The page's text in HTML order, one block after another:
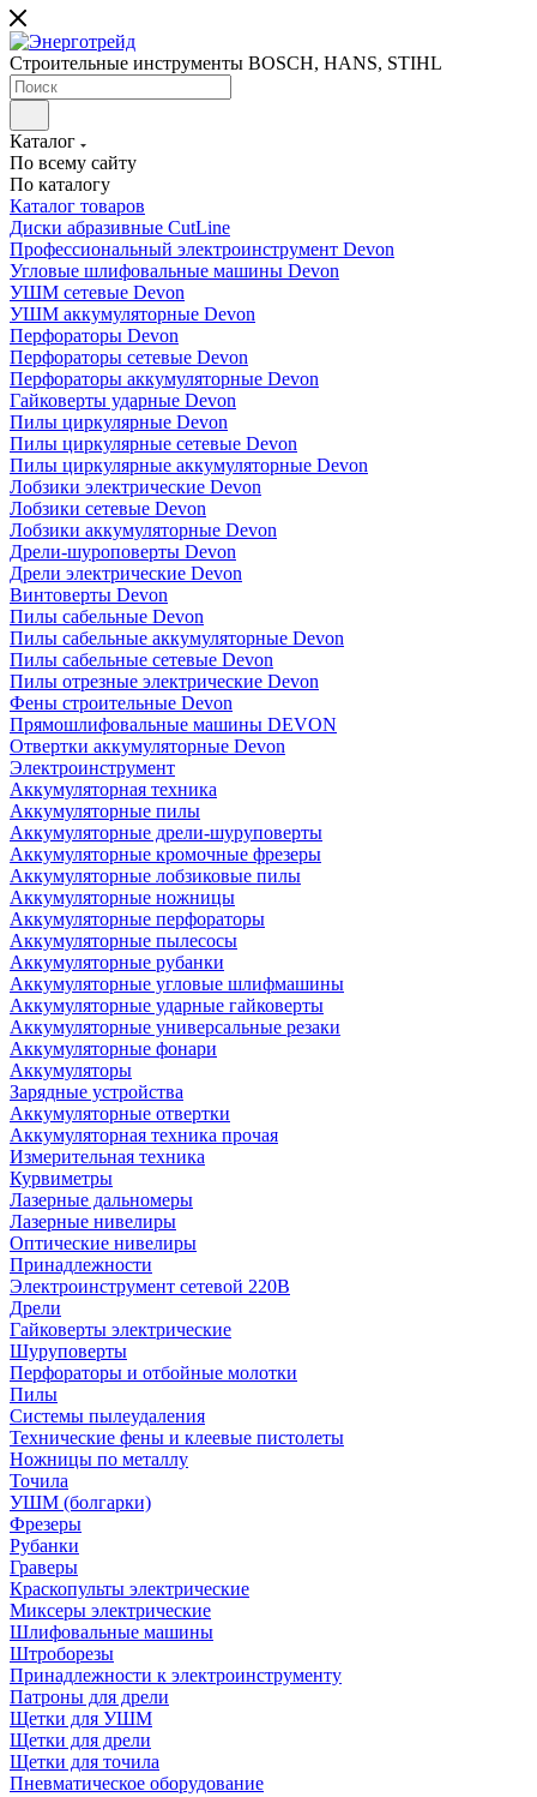
Строительные инструменты BOSCH, HANS, STIHL
Каталог
По всему сайту
По каталогу
Каталог товаров
Диски абразивные CutLine
Профессиональный электроинструмент Devon
Угловые шлифовальные машины Devon
УШМ сетевые Devon
УШМ аккумуляторные Devon
Перфораторы Devon
Перфораторы сетевые Devon
Перфораторы аккумуляторные Devon
Гайковерты ударные Devon
Пилы циркулярные Devon
Пилы циркулярные сетевые Devon
Пилы циркулярные аккумуляторные Devon
Лобзики электрические Devon
Лобзики сетевые Devon
Лобзики аккумуляторные Devon
Дрели-шуроповерты Devon
Дрели электрические Devon
Винтоверты Devon
Пилы сабельные Devon
Пилы сабельные аккумуляторные Devon
Пилы сабельные сетевые Devon
Пилы отрезные электрические Devon
Фены строительные Devon
Прямошлифовальные машины DEVON
Отвертки аккумуляторные Devon
Электроинструмент
Аккумуляторная техника
Аккумуляторные пилы
Аккумуляторные дрели-шуруповерты
Аккумуляторные кромочные фрезеры
Аккумуляторные лобзиковые пилы
Аккумуляторные ножницы
Аккумуляторные перфораторы
Аккумуляторные пылесосы
Аккумуляторные рубанки
Аккумуляторные угловые шлифмашины
Аккумуляторные ударные гайковерты
Аккумуляторные универсальные резаки
Аккумуляторные фонари
Аккумуляторы
Зарядные устройства
Аккумуляторные отвертки
Аккумуляторная техника прочая
Измерительная техника
Курвиметры
Лазерные дальномеры
Лазерные нивелиры
Оптические нивелиры
Принадлежности
Электроинструмент сетевой 220В
Дрели
Гайковерты электрические
Шуруповерты
Перфораторы и отбойные молотки
Пилы
Системы пылеудаления
Технические фены и клеевые пистолеты
Ножницы по металлу
Точила
УШМ (болгарки)
Фрезеры
Рубанки
Граверы
Краскопульты электрические
Миксеры электрические
Шлифовальные машины
Штроборезы
Принадлежности к электроинструменту
Патроны для дрели
Щетки для УШМ
Щетки для дрели
Щетки для точила
Пневматическое оборудование